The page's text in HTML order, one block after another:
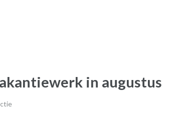
in augustus